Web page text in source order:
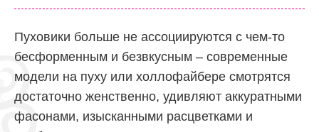
Пуховики больше не ассоциируются с чем-то
бесформенным и безвкусным – современные
модели на пуху или холлофайбере смотрятся
достаточно женственно, удивляют аккуратными
фасонами, изысканными расцветками и